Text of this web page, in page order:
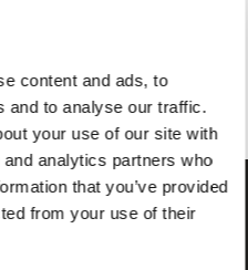
content and ads, to
and to analyse our traffic.
your use of our site with
analytics partners who
that you’ve provided
from your use of their
includono il
al piano. Per un